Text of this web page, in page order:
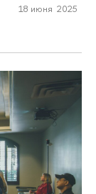
18 июня 2025